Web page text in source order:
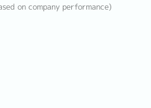
on company performance)